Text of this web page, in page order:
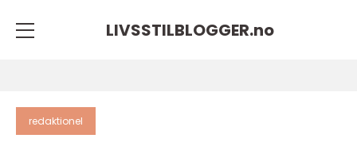
LIVSSTILBLOGGER.no
redaktionel